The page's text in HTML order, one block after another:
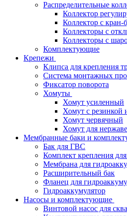
Распределительные
Коллектор
Коллектор с кран-
Коллекторы с
Коллекторы с
Комплектующие
Крепежи
Клипса для крепления
Система монтажных
Фиксатор поворота
Хомуты
Хомут усиленный
Хомут с резинкой
Хомут червячный
Хомут для
Мембранные баки и
Бак для ГВС
Комплект крепления
Мембрана для
Расширительный бак
Фланец для
Гидроаккумулятор
Насосы и комплектующие
Винтовой насос для